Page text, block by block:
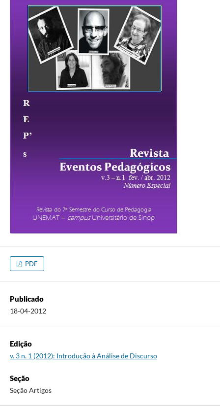
PDF
Publicado
18-04-2012
Edição
v. 3 n. 1 (2012): Introdução à Análise de Discurso
Seção
Seção Artigos